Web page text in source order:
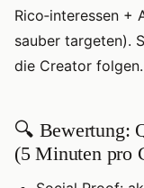
Rico‑interessen +
sauber targeten).
die Creator folgen.
🔍 Bewertung:
(5 Minuten pro